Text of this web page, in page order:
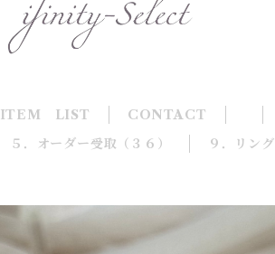
ITEM LIST
CONTACT
５．オーダー受取（３６） ９．リン